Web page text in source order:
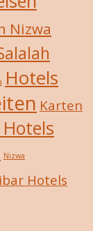
Nizwa
Hotels
Karten
Nizwa
Hotels